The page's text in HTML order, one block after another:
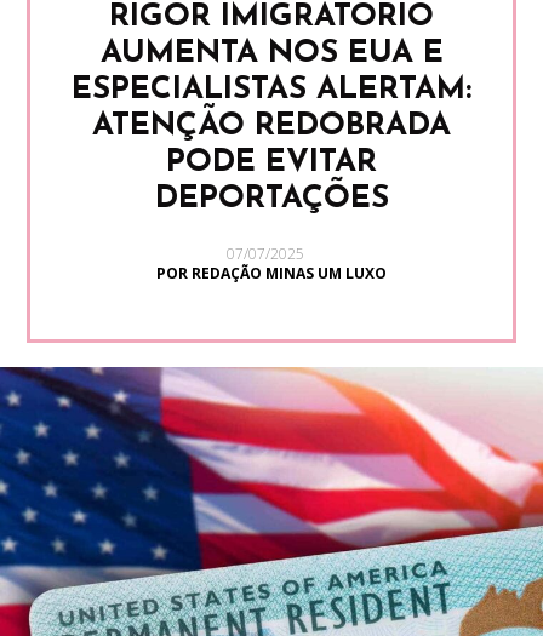
RIGOR IMIGRATÓRIO
AUMENTA NOS EUA E
ESPECIALISTAS ALERTAM:
ATENÇÃO REDOBRADA
PODE EVITAR
DEPORTAÇÕES
07/07/2025
POR REDAÇÃO MINAS UM LUXO